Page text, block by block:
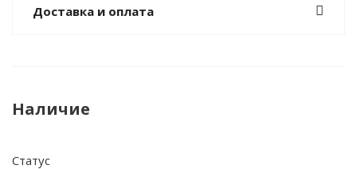
Доставка и оплата
Наличие
Статус